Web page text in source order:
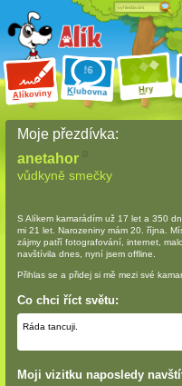
Alíkoviny Klubovna Hry
Moje přezdívka:
anetahor
vůdkyně smečky
S Alíkem kamarádímuž 17 let a 350
mi 21 let. Narozeniny mám 20. října.
zájmy patří fotografování, internet,
navštívila dnes, nyní jsem offline.
Přihlas se a přidej si mě mezi své
Co chci říct světu:
Ráda tancuji.
Moji vizitku naposledy